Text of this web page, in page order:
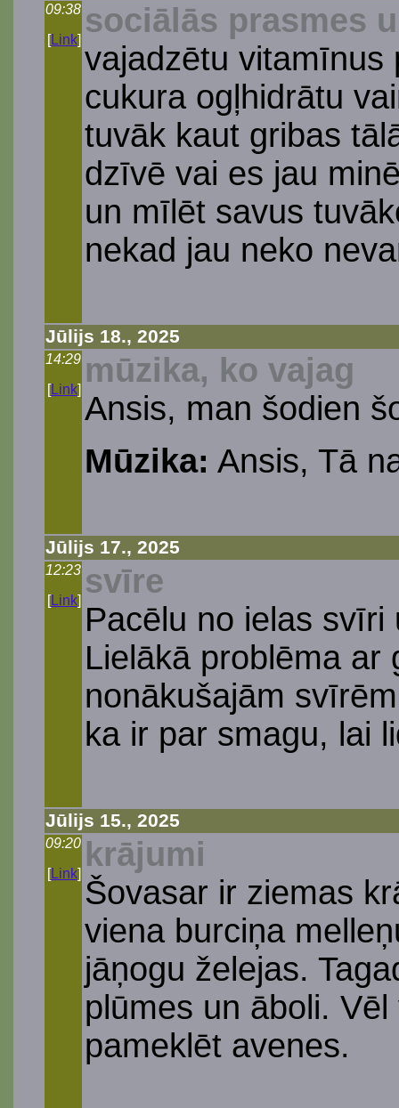
09:38
[Link]
sociālās prasmes
vajadzētu vitamīnus
cukura ogļhidrātu
tuvāk kaut gribas
dzīvē vai es jau
un mīlēt savus
nekad jau neko
Jūlijs 18., 2025
14:29
[Link]
mūzika, ko vajag
Ansis, man šodien
Mūzika: Ansis, Tā
Jūlijs 17., 2025
12:23
[Link]
svīre
Pacēlu no ielas
Lielākā problēma ar
nonākušajām
ka ir par smagu, lai
Jūlijs 15., 2025
09:20
[Link]
krājumi
Šovasar ir ziemas
viena burciņa
jāņogu želejas.
plūmes un āboli.
pameklēt avenes.